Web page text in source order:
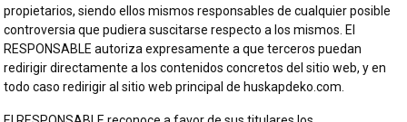
propietarios, siendo ellos mismos responsables de cualquier posible
controversia que pudiera suscitarse respecto a los mismos. El
RESPONSABLE autoriza expresamente a que terceros puedan
redirigir directamente a los contenidos concretos del sitio web, y en
todo caso redirigir al sitio web principal de huskapdeko.com.